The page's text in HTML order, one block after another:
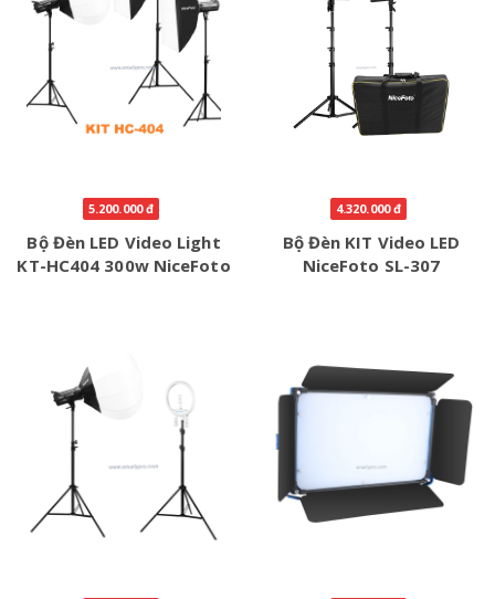
5.200.000 đ
Bộ Đèn LED Video Light
KT-HC404 300w NiceFoto
4.320.000 đ
Bộ Đèn KIT Video LED
NiceFoto SL-307